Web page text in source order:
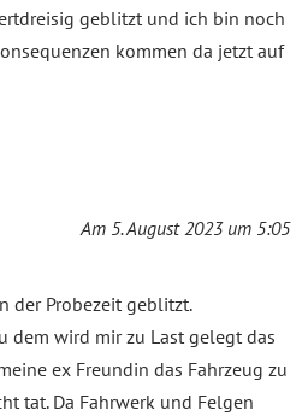
geblitzt und ich bin noch
kommen da jetzt auf
Am 5. August 2023 um 5:05
der Probezeit geblitzt.
dem wird mir zu Last gelegt das
ex Freundin das Fahrzeug zu
tat. Da Fahrwerk und Felgen